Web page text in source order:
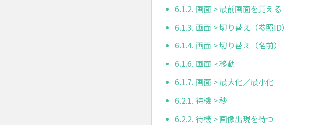
6.1.2. 画面 > 最前画面を覚える
6.1.3. 画面 > 切り替え（参照ID）
6.1.4. 画面 > 切り替え（名前）
6.1.6. 画面 > 移動
6.1.7. 画面 > 最大化／最小化
6.2.1. 待機 > 秒
6.2.2. 待機 > 画像出現を待つ